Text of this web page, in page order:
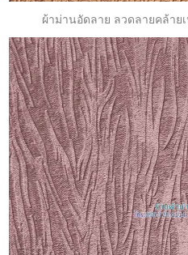
ผ้าม่านอัดลาย ลวดลายคล้าย